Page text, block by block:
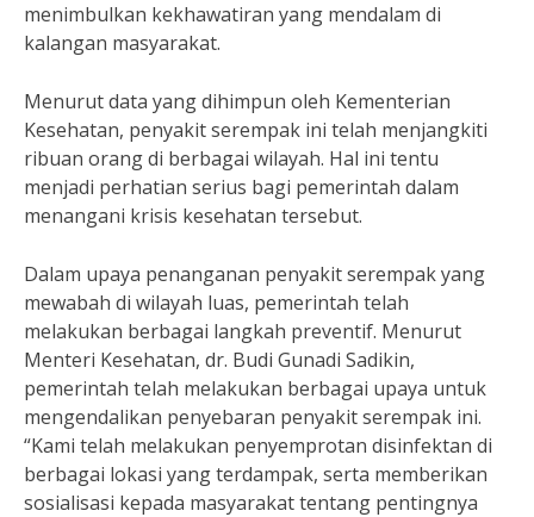
menimbulkan kekhawatiran yang mendalam di
kalangan masyarakat.
Menurut data yang dihimpun oleh Kementerian
Kesehatan, penyakit serempak ini telah menjangkiti
ribuan orang di berbagai wilayah. Hal ini tentu
menjadi perhatian serius bagi pemerintah dalam
menangani krisis kesehatan tersebut.
Dalam upaya penanganan penyakit serempak yang
mewabah di wilayah luas, pemerintah telah
melakukan berbagai langkah preventif. Menurut
Menteri Kesehatan, dr. Budi Gunadi Sadikin,
pemerintah telah melakukan berbagai upaya untuk
mengendalikan penyebaran penyakit serempak ini.
“Kami telah melakukan penyemprotan disinfektan di
berbagai lokasi yang terdampak, serta memberikan
sosialisasi kepada masyarakat tentang pentingnya